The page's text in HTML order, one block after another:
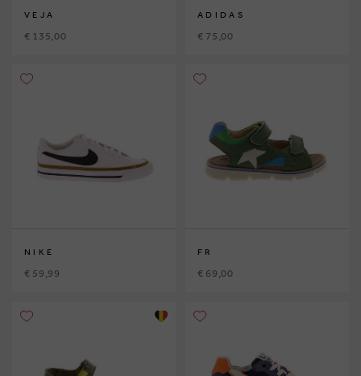
VEJA
€ 135,00
ADIDAS
€ 75,00
NIKE
€ 59,99
FR
€ 69,00